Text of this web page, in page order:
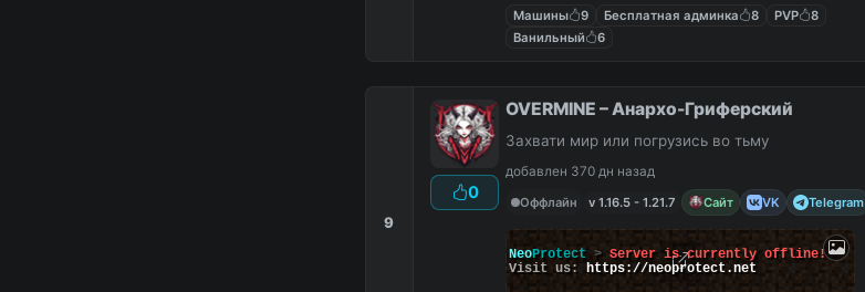
Машины 9 Бесплатная админка 8 PVP
8
Ванильный
6
9
0
OVERMINE – Анархо-Гриферский
Захвати мир или погрузись во тьму
добавлен 370 дн назад
Оффлайн
v 1.16.5 - 1.21.7 Сайт VK Telegram
NeoProtect > Server is currently offline!
Visit us: https://neoprotect.net